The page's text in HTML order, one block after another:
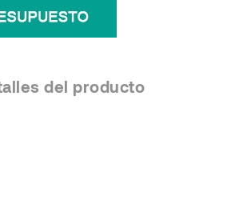
del producto